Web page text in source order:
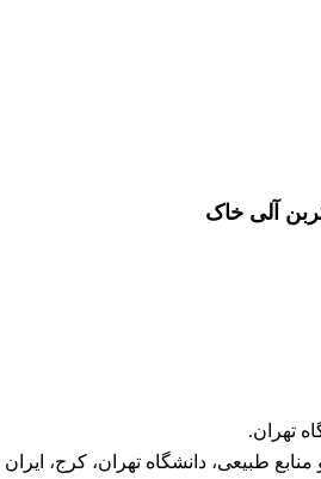
آلی خاک
تهران.
طبیعی، دانشگاه تهران، کرج، ایران